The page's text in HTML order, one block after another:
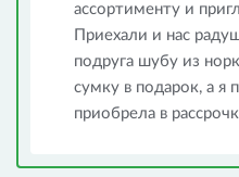
ассортименту и
Приехали и нас
подруга шубу из
сумку в подарок, а я
приобрела в